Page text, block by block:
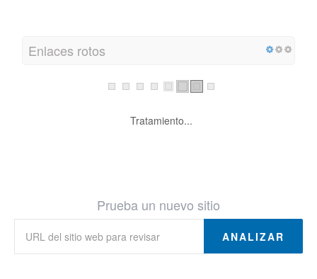
Enlaces rotos
Tratamiento...
Prueba un nuevo sitio
ANALIZAR